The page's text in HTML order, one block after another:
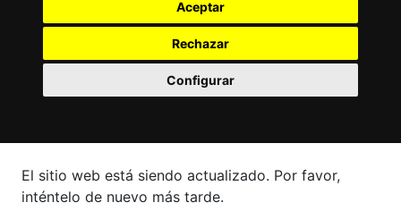
Aceptar
Rechazar
Configurar
El sitio web está siendo actualizado. Por favor,
inténtelo de nuevo más tarde.